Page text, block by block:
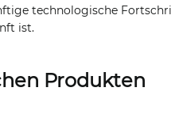
technologische
ist.
Produkten